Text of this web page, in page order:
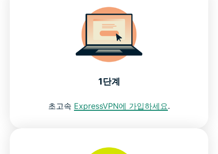
1단계
초고속 ExpressVPN에 가입하세요.